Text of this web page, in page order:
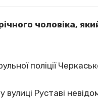
чоловіка,
поліції
вулиці Руставі